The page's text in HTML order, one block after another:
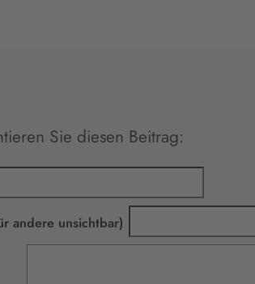
Sie diesen Beitrag:
andere unsichtbar)